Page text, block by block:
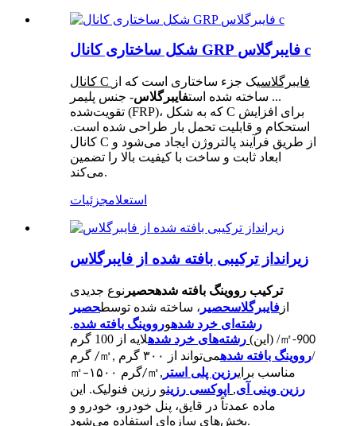
شکل ساختاری کانال GRP فایبرگلاس c
کانال C فایبرگلاسیک جزء ساختاری است که از
... ساخته شده استفایبرگلاس- جنس پلیمر
تقویت‌شده (FRP)، که به شکل C برای افزایش
استحکام و قابلیت تحمل بار طراحی شده است.
کانال C از طریق فرآیند پالتروژن ایجاد می‌شود و
ابعاد ثابت و ساخت با کیفیت بالا را تضمین
می‌کند.
استعلامجزئیات
زیرانداز ترکیبی بافته شده از فایبرگلاس
ترکیب رووینگ بافته شدهحصیر نوع جدیدی
از فایبرگلاسحصیر ، ساخته شده توسطحصیر
رشته‌ای خرد شدهورووینگ بافته شده.
(این) رشته‌های خرد شده لایه از 100 گرم /㎡-900
گرم /㎡, رووینگ بافته شدهمی‌تواند از ۳۰۰ گرم/
㎡
–۱۵۰۰ گرم/㎡ مناسب برایرزین پلی استر ,
رزین وینی آی, اپوکسی رزینو رزین فنولیک. این
ماده عمدتاً در قایق، پنل خودرو، خودرو و
بخش‌های سازه‌ای استفاده می‌شود.